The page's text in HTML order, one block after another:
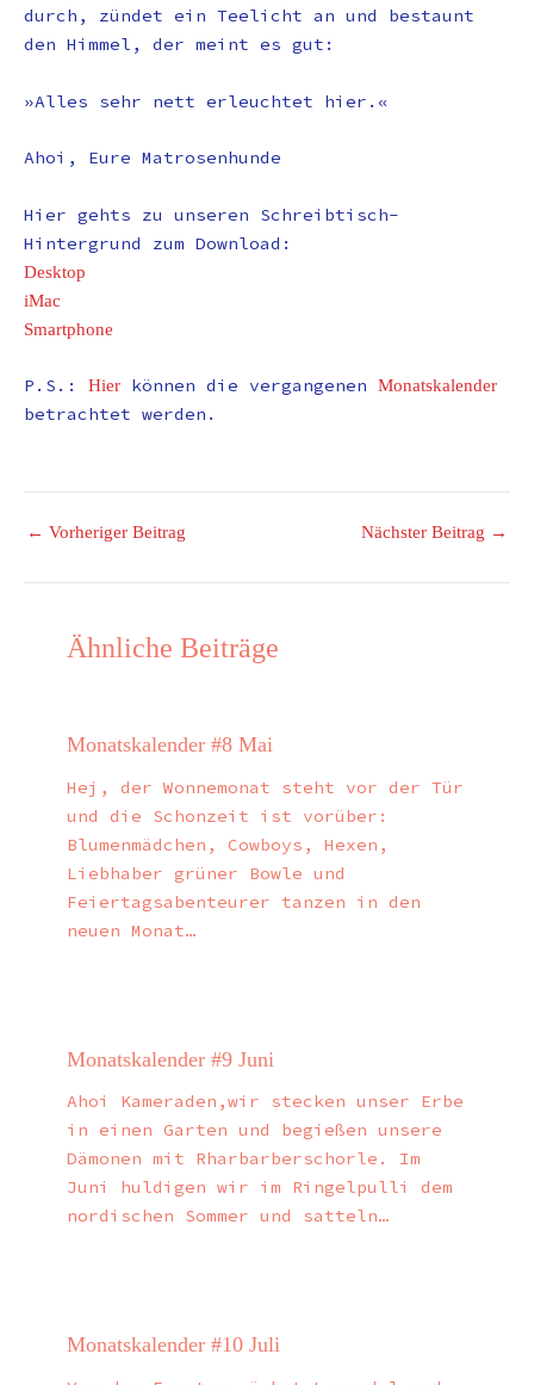
durch, zündet ein Teelicht an und bestaunt
den Himmel, der meint es gut:
»Alles sehr nett erleuchtet hier.«
Ahoi, Eure Matrosenhunde
Hier gehts zu unseren Schreibtisch-
Hintergrund zum Download:
Desktop
iMac
Smartphone
P.S.: Hier können die vergangenen Monatskalender
betrachtet werden.
← Vorheriger Beitrag Nächster Beitrag →
Ähnliche Beiträge
Monatskalender #8 Mai
Hej, der Wonnemonat steht vor der Tür
und die Schonzeit ist vorüber:
Blumenmädchen, Cowboys, Hexen,
Liebhaber grüner Bowle und
Feiertagsabenteurer tanzen in den
neuen Monat…
Monatskalender #9 Juni
Ahoi Kameraden,wir stecken unser Erbe
in einen Garten und begießen unsere
Dämonen mit Rharbarberschorle. Im
Juni huldigen wir im Ringelpulli dem
nordischen Sommer und satteln…
Monatskalender #10 Juli